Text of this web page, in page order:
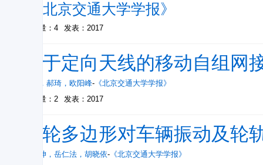
《北京交通大学学报》
被引量：4 发表：2017
基于定向天线的移动自组网
， 郝琦 ， 欧阳峰- 《北京交通大学学报》
被引量：2
发表：2017
车轮多边形对车辆振动及轮
宋志坤 ， 岳仁法 ， 胡晓依- 《北京交通大学学报》